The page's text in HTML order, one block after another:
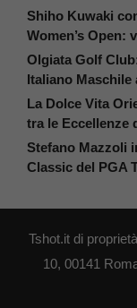
Shiho Kuwaki
Women’s Open:
Olgiata Golf
Italiano Maschile
La Dolce Vita
tra le Eccellenze
Stefano Mazzoli
Classic del PGA
Tshot.it di
10, 00141